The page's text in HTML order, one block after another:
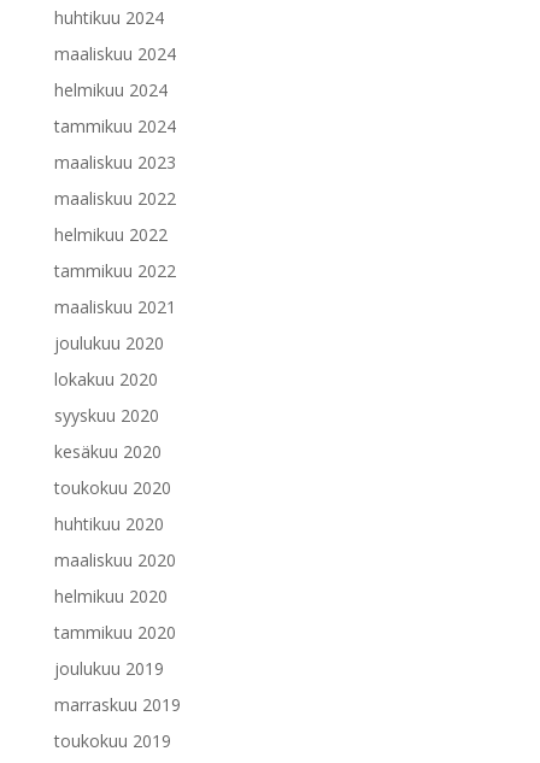
huhtikuu 2024
maaliskuu 2024
helmikuu 2024
tammikuu 2024
maaliskuu 2023
maaliskuu 2022
helmikuu 2022
tammikuu 2022
maaliskuu 2021
joulukuu 2020
lokakuu 2020
syyskuu 2020
kesäkuu 2020
toukokuu 2020
huhtikuu 2020
maaliskuu 2020
helmikuu 2020
tammikuu 2020
joulukuu 2019
marraskuu 2019
toukokuu 2019